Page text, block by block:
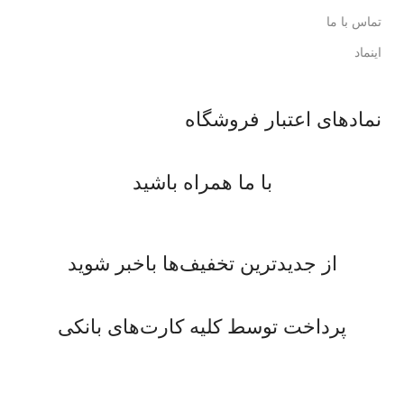
تماس با ما
اینماد
نمادهای اعتبار فروشگاه
با ما همراه باشید
از جدیدترین تخفیف‌ها باخبر شوید
پرداخت توسط کلیه کارت‌های بانکی